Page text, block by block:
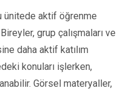
ünitede aktif öğrenme
grup çalışmaları ve
daha aktif katılım
konuları işlerken,
Görsel materyaller,